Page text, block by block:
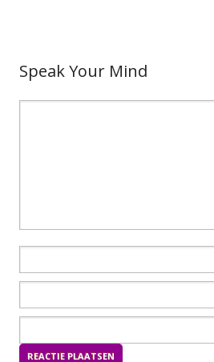
Speak Your Mind